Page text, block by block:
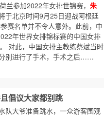
兰参加2022年女排世锦赛， 朱
北京时间9月25日迎战阿根廷
赛名单并不令人意外。此前，中
年世界女排锦标赛的中国女排
对此，中国女排主教练蔡斌当时
别进行了手术，手术之后……
倡议大家都别跳
队大爷准备跳水，一众游客围观